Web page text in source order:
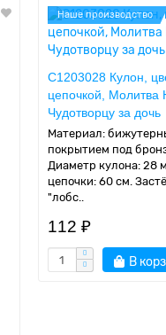
Наше производство
C1203028 Кулон,
цепочкой, Молитва
Чудотворцу за дочь
Материал:
покрытием под
Диаметр кулона: 28
цепочки: 60 см.
"лобс..
112 ₽
В